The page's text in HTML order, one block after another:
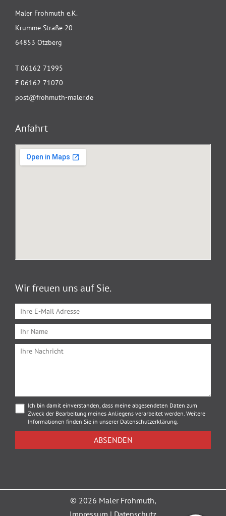
Maler Frohmuth e.K.
Krumme Straße 20
64853 Otzberg
T 06162 71995
F 06162 71070
post@frohmuth-maler.de
Anfahrt
Wir freuen uns auf Sie.
Ich bin damit einverstanden, dass meine abgesendeten Daten zum
Zweck der Bearbeitung meines Anliegens verarbeitet werden. Weitere
Informationen finden Sie in unserer Datenschutzerklärung.
© 2026 Maler Frohmuth,
Impressum | Datenschutz